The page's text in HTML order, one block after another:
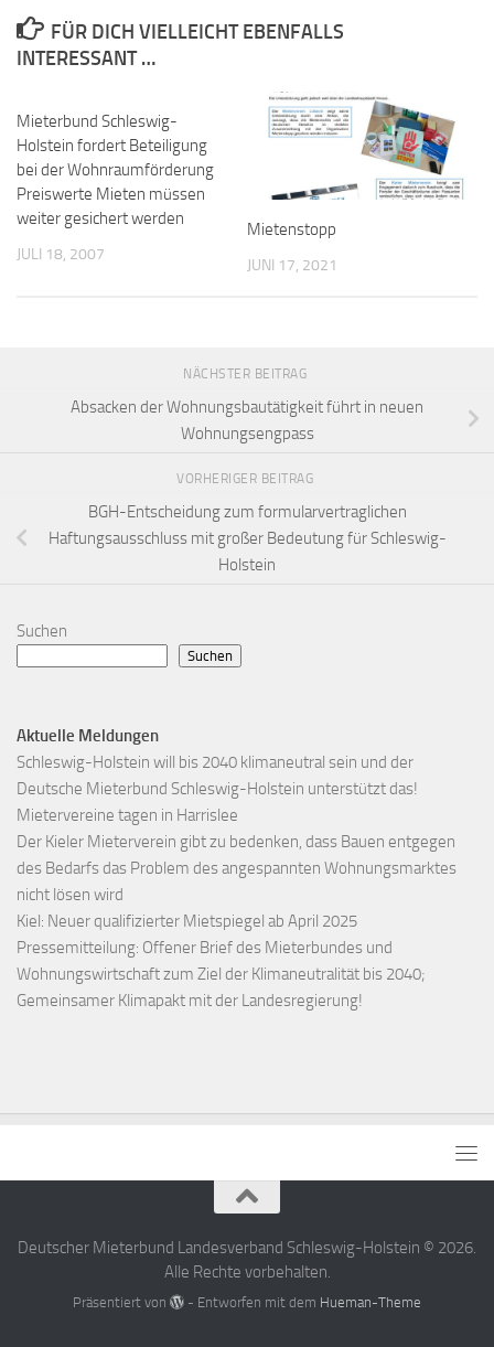
FÜR DICH VIELLEICHT EBENFALLS
INTERESSANT …
Mieterbund Schleswig-
Holstein fordert Beteiligung
bei der Wohnraumförderung
Preiswerte Mieten müssen
weiter gesichert werden
JULI 18, 2007
Mietenstopp
JUNI 17, 2021
NÄCHSTER BEITRAG
Absacken der Wohnungsbautätigkeit führt in neuen
Wohnungsengpass
VORHERIGER BEITRAG
BGH-Entscheidung zum formularvertraglichen
Haftungsausschluss mit großer Bedeutung für Schleswig-
Holstein
Suchen
Suchen
Aktuelle Meldungen
Schleswig-Holstein will bis 2040 klimaneutral sein und der
Deutsche Mieterbund Schleswig-Holstein unterstützt das!
Mietervereine tagen in Harrislee
Der Kieler Mieterverein gibt zu bedenken, dass Bauen entgegen
des Bedarfs das Problem des angespannten Wohnungsmarktes
nicht lösen wird
Kiel: Neuer qualifizierter Mietspiegel ab April 2025
Pressemitteilung: Offener Brief des Mieterbundes und
Wohnungswirtschaft zum Ziel der Klimaneutralität bis 2040;
Gemeinsamer Klimapakt mit der Landesregierung!
Deutscher Mieterbund Landesverband Schleswig-Holstein © 2026.
Alle Rechte vorbehalten.
Präsentiert von - Entworfen mit dem Hueman-Theme